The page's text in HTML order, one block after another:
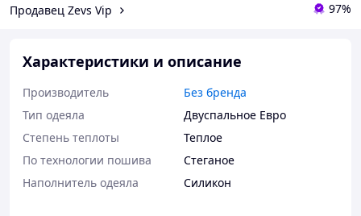
Продавец Zevs Vip 97%
Характеристики и описание
Производитель
Без бренда
Тип одеяла
Двуспальное Евро
Степень теплоты
Теплое
По технологии пошива
Стеганое
Наполнитель одеяла
Силикон